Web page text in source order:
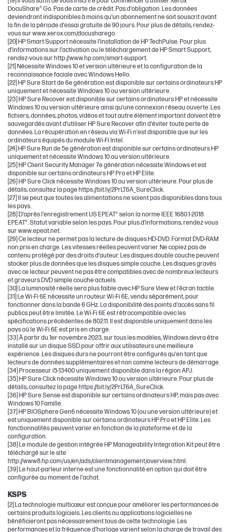
DocuShare® Go. Pas de carte de crédit. Pas d’obligation. Les données
deviendront indisponibles à moins qu’un abonnement ne soit souscrit avant
la fin de la période d’essai gratuite de 90 jours. Pour plus de détails, rendez-
vous sur www.xerox.com/docusharego.
[20] HP Smart Support nécessite l’installation de HP TechPulse. Pour plus
d’informations sur l’activation ou le téléchargement de HP Smart Support,
rendez-vous sur http://www.hp.com/smart-support.
[21] Nécessite Windows 10 et version ultérieure et la configuration de la
reconnaissance faciale avec Windows Hello.
[22] HP Sure Start de 6e génération est disponible sur certains ordinateurs HP
uniquement et nécessite Windows 10 ou version ultérieure.
[23] HP Sure Recover est disponible sur certains ordinateurs HP et nécessite
Windows 10 ou version ultérieure ainsi qu’une connexion réseau ouverte. Les
fichiers, données, photos, vidéos et tout autre élément important doivent être
sauvegardés avant d’utiliser HP Sure Recover afin d’éviter toute perte de
données. La récupération en réseau via Wi-Fi n’est disponible que sur les
ordinateurs équipés du module Wi-Fi Intel.
[24] HP Sure Run de 5e génération est disponible sur certains ordinateurs HP
uniquement et nécessite Windows 10 ou version ultérieure.
[25] HP Client Security Manager 7e génération nécessite Windows et est
disponible sur certains ordinateurs HP Pro et HP Elite.
[26] HP Sure Click nécessite Windows 10 ou version ultérieure. Pour plus de
détails, consultez la page https://bit.ly/2PrLT6A_SureClick.
[27] Il se peut que toutes les alimentations ne soient pas disponibles dans tous
les pays.
[28] D’après l’enregistrement US EPEAT® selon la norme IEEE 1680.1-2018
EPEAT®. Statut variable selon les pays. Pour plus d’informations, rendez-vous
sur www.epeat.net.
[29] Ce lecteur ne permet pas la lecture de disques HD-DVD. Format DVD-RAM
non pris en charge. Les vitesses réelles peuvent varier. Ne copiez pas de
contenu protégé par des droits d’auteur. Les disques double couche peuvent
stocker plus de données que les disques simple couche. Les disques gravés
avec ce lecteur peuvent ne pas être compatibles avec de nombreux lecteurs
et graveurs DVD simple couche actuels.
[30] La luminosité réelle sera plus faible avec HP Sure View et l’écran tactile.
[31] Le Wi-Fi 6E nécessite un routeur Wi-Fi 6E, vendu séparément, pour
fonctionner dans la bande 6 GHz. La disponibilité des points d’accès sans fil
publics peut être limitée. Le Wi-Fi 6E est rétrocompatible avec les
spécifications précédentes de 802.11. Il est disponible uniquement dans les
pays où le Wi-Fi 6E est pris en charge.
[33] À partir du 1er novembre 2023, sur tous les modèles, Windows devra être
installé sur un disque SSD pour offrir aux utilisateurs une meilleure
expérience. Les disques durs ne pourront être configurés qu’en tant que
lecteurs de données supplémentaires et non comme lecteurs de démarrage.
[34] Processeur i5-13400 uniquement disponible dans la région APJ.
[35] HP Sure Click nécessite Windows 10 ou version ultérieure. Pour plus de
détails, consultez la page https://bit.ly/2PrLT6A_SureClick.
[36] HP Sure Sense est disponible sur certains ordinateurs HP, mais pas avec
Windows 10 Famille.
[37] HP BIOSphere Gen6 nécessite Windows 10 (ou une version ultérieure) et
est uniquement disponible sur certains ordinateurs HP Pro et HP Elite. Les
fonctionnalités peuvent varier en fonction de la plateforme et de la
configuration.
[38] Le module de gestion intégrée HP Manageability Integration Kit peut être
téléchargé sur le site
http://www8.hp.com/us/en/ads/clientmanagement/overview.html.
[39] Le haut-parleur interne est une fonctionnalité en option qui doit être
configurée au moment de l’achat.
KSPS
[2] La technologie multicœur est conçue pour améliorer les performances de
certains produits logiciels. Les clients ou applications logicielles ne
bénéficieront pas nécessairement tous de cette technologie. Les
performances et la fréquence d’horloge varient selon la charge de travail des